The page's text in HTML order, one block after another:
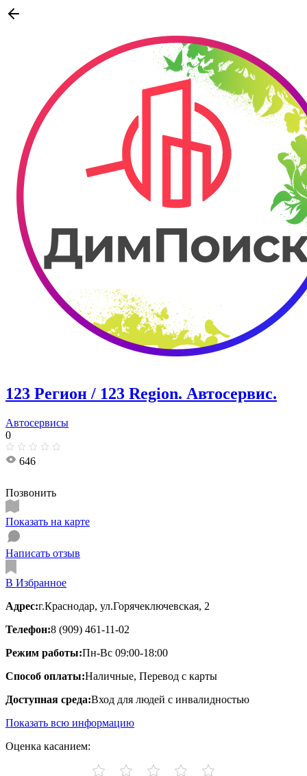
123 Регион / 123 Region. Автосервис.
Автосервисы
0
646
Позвонить
Показать на карте
Написать отзыв
В Избранное
Адрес:г.Краснодар, ул.Горячеключевская, 2
Телефон:8 (909) 461-11-02
Режим работы:Пн-Вс 09:00-18:00
Способ оплаты:Наличные, Перевод с карты
Доступная среда:Вход для людей с инвалидностью
Показать всю информацию
Оценка касанием: